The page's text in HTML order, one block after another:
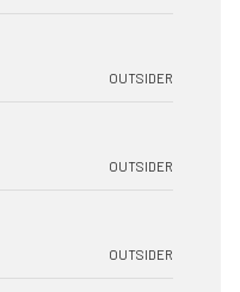
OUTSIDER
OUTSIDER
OUTSIDER